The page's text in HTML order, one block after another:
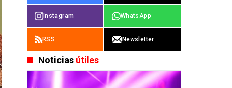
Instagram WhatsApp
RSS Newsletter
Noticias útiles